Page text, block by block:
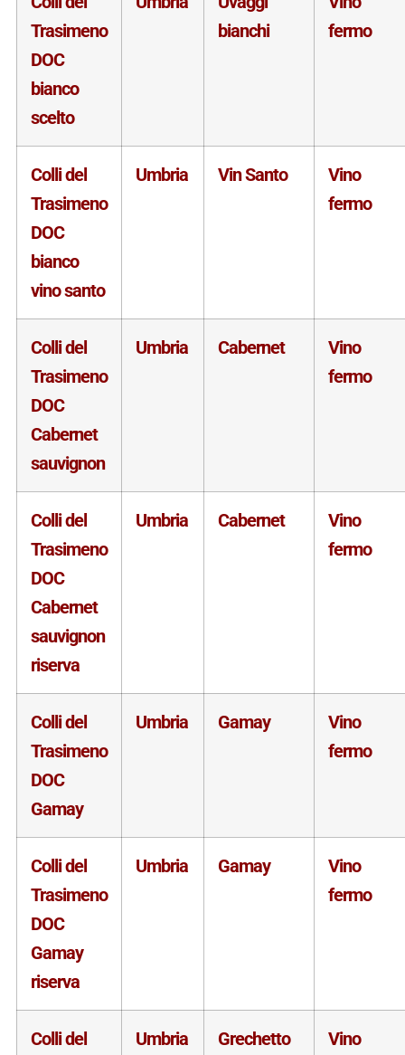
Trasimeno
DOC
bianco
scelto
bianchi
fermo
Colli del
Trasimeno
DOC
bianco
vino santo
Umbria Vin Santo
Vino
fermo
Colli del
Trasimeno
DOC
Cabernet
sauvignon
Umbria Cabernet
Vino
fermo
Colli del
Trasimeno
DOC
Cabernet
sauvignon
riserva
Umbria Cabernet
Vino
fermo
Colli del
Trasimeno
DOC
Gamay
Umbria Gamay
Vino
fermo
Colli del
Trasimeno
DOC
Gamay
riserva
Umbria Gamay
Vino
fermo
Colli del
Umbria Grechetto
Vino